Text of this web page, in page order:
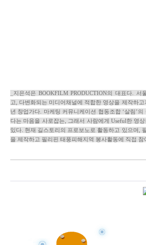
_지은석은 BOOKFILM PRODUCTION의 대표다. 서
고, 다변화되는 미디어채널에 적합한 영상을 제작하
년 창업가다. 마케팅 커뮤니케이션 협동조합 ‘살림’
다는 마음을 사로잡는, 그래서 사람에게 Useful한 영
있다. 현재 길스토리의 프로보노로 활동하고 있으며,
을 제작하고 필리핀 태풍피해지역 봉사활동에 직접 참